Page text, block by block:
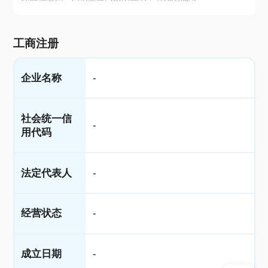
工商注册
企业名称 -
社会统一信
用代码
-
法定代表人 -
经营状态 -
成立日期 -